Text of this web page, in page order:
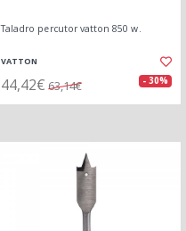
Taladro percutor vatton 850 w.
VATTON
44,42€ 63,14€ - 30%